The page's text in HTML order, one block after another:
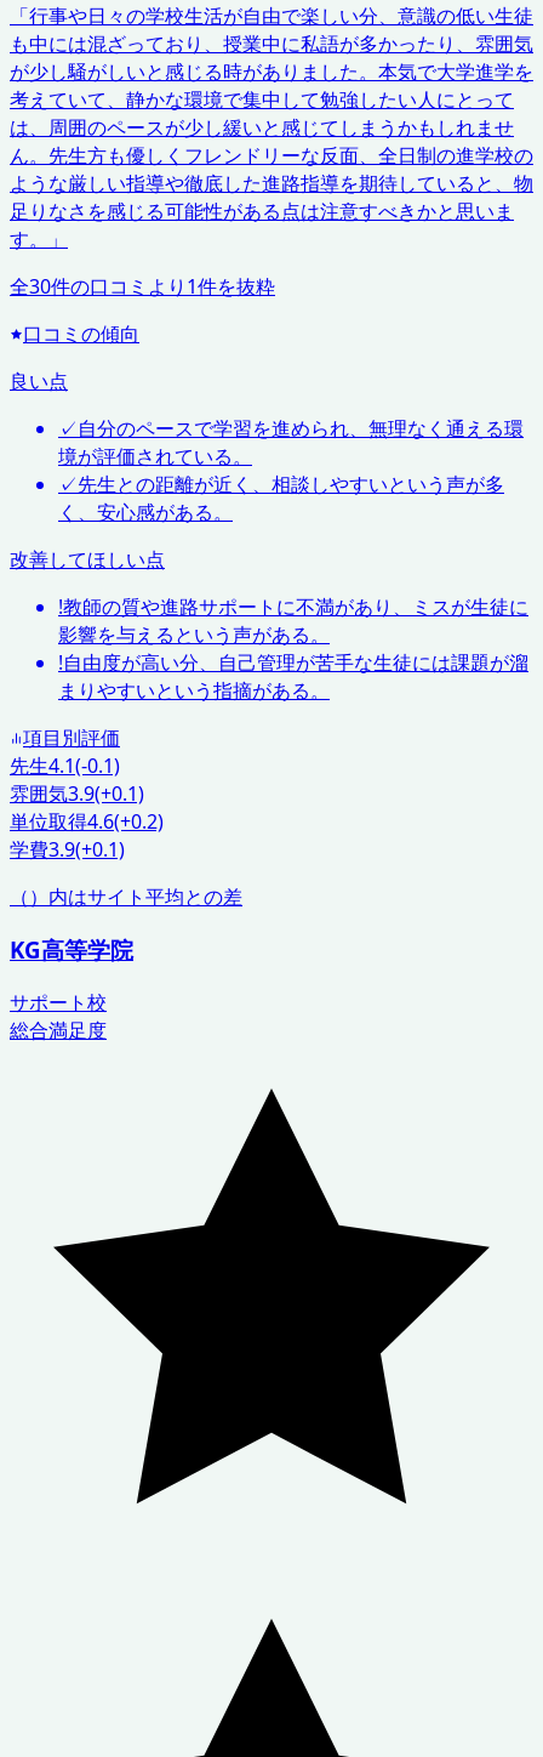
「行事や日々の学校生活が自由で楽しい分、意識の低い生徒
も中には混ざっており、授業中に私語が多かったり、雰囲気
が少し騒がしいと感じる時がありました。本気で大学進学を
考えていて、静かな環境で集中して勉強したい人にとって
は、周囲のペースが少し緩いと感じてしまうかもしれませ
ん。先生方も優しくフレンドリーな反面、全日制の進学校の
ような厳しい指導や徹底した進路指導を期待していると、物
足りなさを感じる可能性がある点は注意すべきかと思いま
す。
」
全30件の口コミより 1件を抜粋
口コミの傾向
良い点
✓自分のペースで学習を進められ、無理なく通える環
境が評価されている。
✓先生との距離が近く、相談しやすいという声が多
く、安心感がある。
改善してほしい点
!教師の質や進路サポートに不満があり、ミスが生徒に
影響を与えるという声がある。
!自由度が高い分、自己管理が苦手な生徒には課題が溜
まりやすいという指摘がある。
項目別評価
先生4.1(-0.1)
雰囲気3.9(+0.1)
単位取得4.6(+0.2)
学費3.9(+0.1)
（）内はサイト平均との差
KG高等学院
サポート校
総合満足度